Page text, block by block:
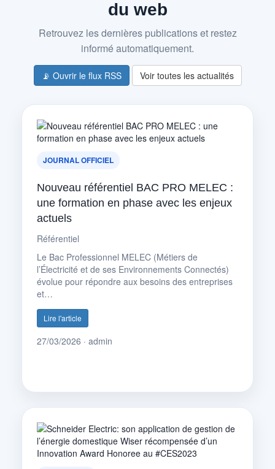
du web
Retrouvez les dernières publications et restez
informé automatiquement.
📡 Ouvrir le flux RSS Voir toutes les actualités
JOURNAL OFFICIEL
Nouveau référentiel BAC PRO MELEC :
une formation en phase avec les enjeux
actuels
Référentiel
Le Bac Professionnel MELEC (Métiers de
l’Électricité et de ses Environnements Connectés)
évolue pour répondre aux besoins des entreprises
et…
Lire l'article
27/03/2026 · admin